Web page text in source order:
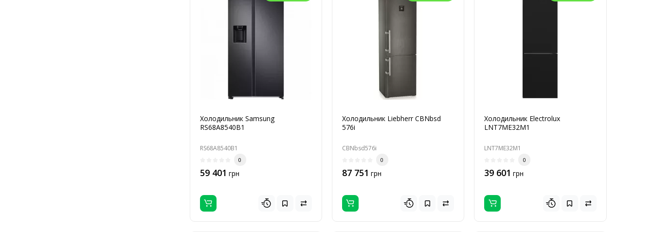
Холодильник Samsung
RS68A8540B1
RS68A8540B1
0
59 401 грн
Холодильник Liebherr CBNbsd
576i
CBNbsd576i
0
87 751 грн
Холодильник Electrolux
LNT7ME32M1
LNT7ME32M1
0
39 601 грн